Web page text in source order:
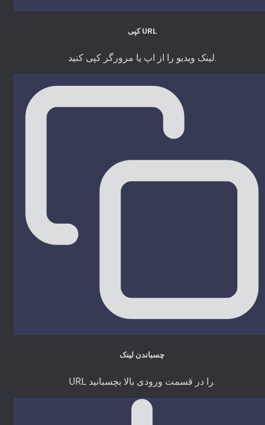
کپی URL
لینک ویدیو را از اپ یا مرورگر کپی کنید.
چسباندن لینک
URL را در قسمت ورودی بالا بچسبانید.